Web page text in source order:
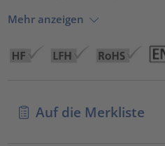
Mehr anzeigen
Auf die Merkliste